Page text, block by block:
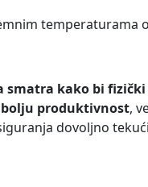
temperaturama
smatra kako bi
produktivnost,
dovoljno